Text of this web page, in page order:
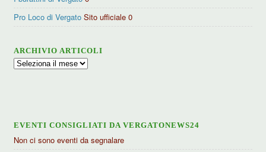
Pro Loco di Vergato Sito ufficiale 0
ARCHIVIO ARTICOLI
Archivio
EVENTI CONSIGLIATI DA VERGATONEWS24
Non ci sono eventi da segnalare